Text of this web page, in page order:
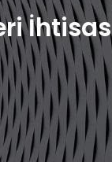
İhtisas